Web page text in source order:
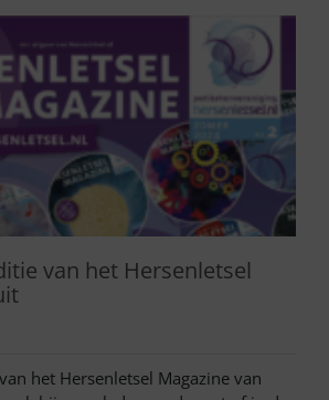
van het Hersenletsel
het Hersenletsel Magazine van